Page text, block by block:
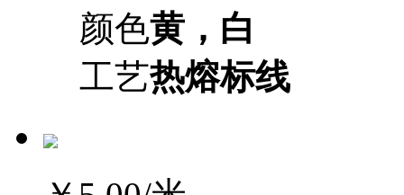
颜色黄，白
工艺热熔标线